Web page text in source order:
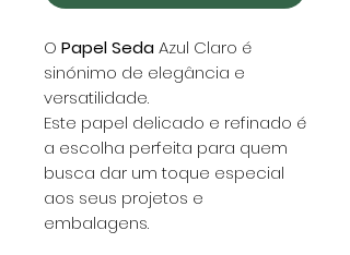
O Papel SedaAzul Claro é
sinónimo de elegância e
versatilidade.
Este papel delicado e refinado é
a escolha perfeita para quem
busca dar um toque especial
aos seus projetos e
embalagens.